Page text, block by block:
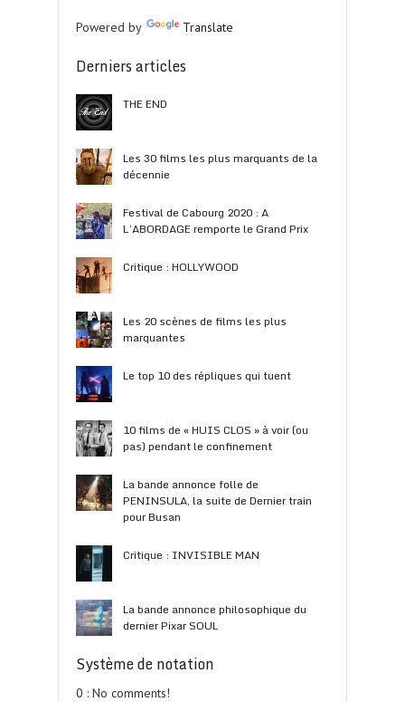
Powered by Translate
Derniers articles
THE END
Les 30 films les plus marquants de la
décennie
Festival de Cabourg 2020 : A
L’ABORDAGE remporte le Grand Prix
Critique : HOLLYWOOD
Les 20 scènes de films les plus
marquantes
Le top 10 des répliques qui tuent
10 films de « HUIS CLOS » à voir (ou
pas) pendant le confinement
La bande annonce folle de
PENINSULA, la suite de Dernier train
pour Busan
Critique : INVISIBLE MAN
La bande annonce philosophique du
dernier Pixar SOUL
Système de notation
0 : No comments!